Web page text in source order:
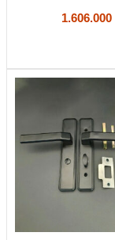
1.606.000